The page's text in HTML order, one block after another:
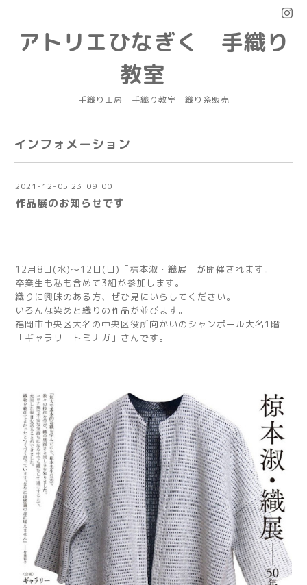
アトリエひなぎく 手織り
教室
手織り工房 手織り教室 織り糸販売
インフォメーション
2021-12-05 23:09:00
作品展のお知らせです
12月8日(水)～12日(日)「椋本淑・織展」が開催されます。
卒業生も私も含めて3組が参加します。
織りに興味のある方、ぜひ見にいらしてください。
いろんな染めと織りの作品が並びます。
福岡市中央区大名の中央区役所向かいのシャンポール大名1階
「ギャラリートミナガ」さんです。